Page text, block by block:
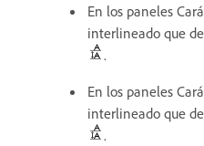
En los paneles
interlineado que
.
En los paneles
interlineado que
.